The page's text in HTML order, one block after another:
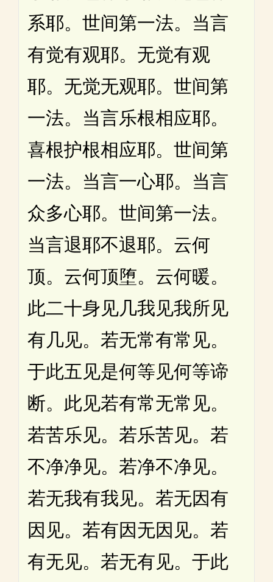
系耶。世间第一法。当言
有觉有观耶。无觉有观
耶。无觉无观耶。世间第
一法。当言乐根相应耶。
喜根护根相应耶。世间第
一法。当言一心耶。当言
众多心耶。世间第一法。
当言退耶不退耶。云何
顶。云何顶堕。云何暖。
此二十身见几我见我所见
有几见。若无常有常见。
于此五见是何等见何等谛
断。此见若有常无常见。
若苦乐见。若乐苦见。若
不净净见。若净不净见。
若无我有我见。若无因有
因见。若有因无因见。若
有无见。若无有见。于此